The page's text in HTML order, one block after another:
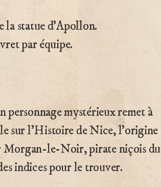
la statue d’Apollon.
par équipe.
personnage mystérieux remet à
sur l’Histoire de Nice, l’origine
Morgan-le-Noir, pirate niçois du
indices pour le trouver.